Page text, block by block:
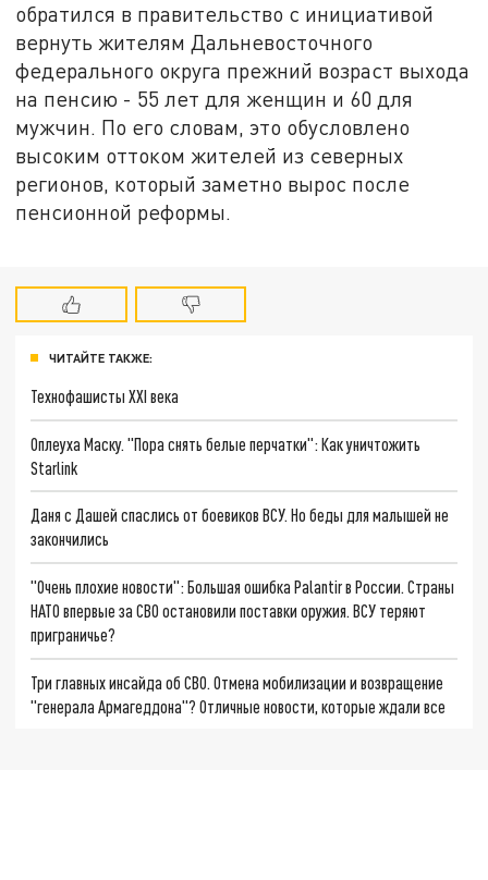
обратился в правительство с инициативой
вернуть жителям Дальневосточного
федерального округа прежний возраст выхода
на пенсию - 55 лет для женщин и 60 для
мужчин. По его словам, это обусловлено
высоким оттоком жителей из северных
регионов, который заметно вырос после
пенсионной реформы.
ЧИТАЙТЕ ТАКЖЕ:
Технофашисты XXI века
Оплеуха Маску. "Пора снять белые перчатки": Как уничтожить
Starlink
Даня с Дашей спаслись от боевиков ВСУ. Но беды для малышей не
закончились
"Очень плохие новости": Большая ошибка Palantir в России. Страны
НАТО впервые за СВО остановили поставки оружия. ВСУ теряют
приграничье?
Три главных инсайда об СВО. Отмена мобилизации и возвращение
"генерала Армагеддона"? Отличные новости, которые ждали все